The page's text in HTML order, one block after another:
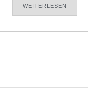
WEITERLESEN